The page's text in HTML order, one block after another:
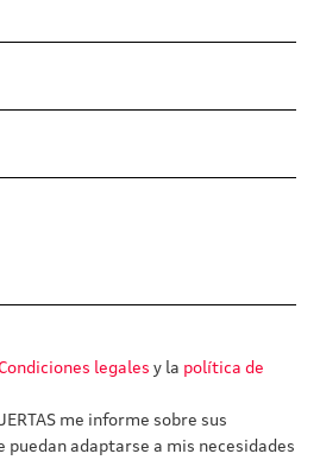
Condiciones legales y la política de
me informe sobre sus
puedan adaptarse a mis necesidades